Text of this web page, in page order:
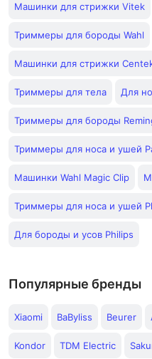
Машинки для стрижки Vitek
Триммеры для бороды Wahl
Машинки для стрижки
Триммеры для тела Для
Триммеры для бороды
Триммеры для носа и ушей
Машинки Wahl Magic Clip
Триммеры для носа и ушей
Для бороды и усов Philips
Популярные бренды
Xiaomi BaByliss Beurer
Kondor TDM Electric